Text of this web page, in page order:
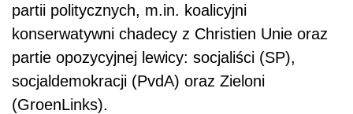
partii politycznych, m.in. koalicyjni
konserwatywni chadecy z Christien Unie oraz
partie opozycyjnej lewicy: socjaliści (SP),
socjaldemokracji (PvdA) oraz Zieloni
(GroenLinks).